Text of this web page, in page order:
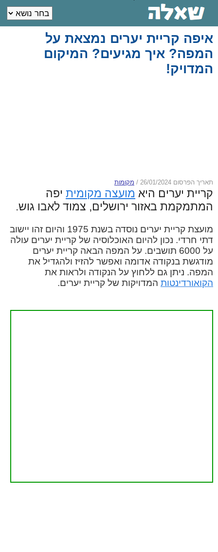
איפה קריית יערים נמצאת על
המפה? איך מגיעים? המיקום
המדויק!
תאריך הפרסום 26/01/2024 / מקומות
קריית יערים היא מועצה מקומית יפה
המתמקמת באזור ירושלים, צמוד לאבו גוש.
מועצת קריית יערים נוסדה בשנת 1975 והיום זהו יישוב
דתי חרדי. נכון להיום האוכלוסיה של קריית יערים עולה
על 6000 תושבים. על המפה הבאה קריית יערים
מודגשת בנקודה אדומה ואפשר להזיז ולהגדיל את
המפה. ניתן גם ללחוץ על הנקודה ולראות את
הקואורדינטות המדויקות של קריית יערים.